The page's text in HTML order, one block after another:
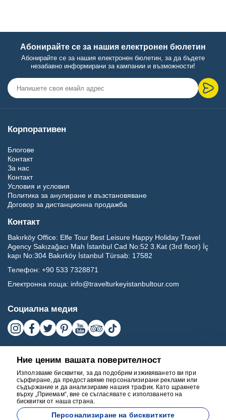
Абонирайте се за нашия електронен бюлетин
Абонирайте се за нашия електронен бюлетин, за да бъдете
незабавно информирани за кампании и възможности!
Корпоративен
Блогове
Контакт
За нас
Контакт
Условия и условия
Политика за анулиране и възстановяване
Договор за дистанционна продажба
Контакт
Bakırköy Office: Elfe Tour Best Leisure Happy Holiday Travel
Agency Sakızağacı Mah İstanbul Cad No:52 3.Kat (3rd floor) İç
kapı No:304 Bakırköy İstanbul Türsab: 17582
Телефон: +90 533 7328871
Електронна поща: info@travelturkeyistanbultour.com
Социална медия
Ние ценим вашата поверителност
Използваме бисквитки, за да подобрим изживяването ви при
сърфиране, да предоставяме персонализирани реклами или
съдържание и да анализираме нашия трафик. Като щракнете
върху „Приемам“, вие се съгласявате с използването на
бисквитки от наша страна.
Персонализиране на бисквитките